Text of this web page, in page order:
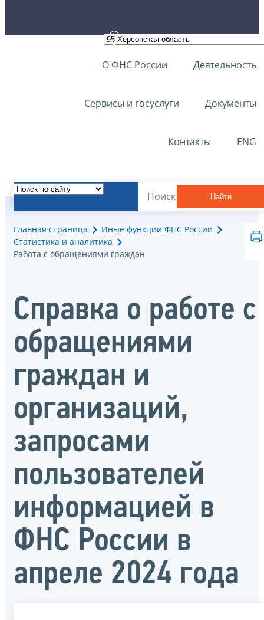
О ФНС России Деятельность
Сервисы и госуслуги Документы
Контакты ENG
Найти
Главная страница
Иные функции ФНС России
Статистика и аналитика
Работа с обращениями граждан
Справка о работе с
обращениями
граждан и
организаций,
запросами
пользователей
информацией в
ФНС России в
апреле 2024 года